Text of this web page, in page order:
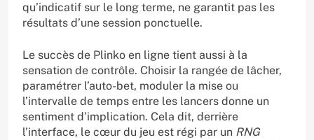
qu’indicatif sur le long terme, ne garantit pas les
résultats d’une session ponctuelle.
Le succès de Plinko en ligne tient aussi à la
sensation de contrôle. Choisir la rangée de lâcher,
paramétrer l’auto-bet, moduler la mise ou
l’intervalle de temps entre les lancers donne un
sentiment d’implication. Cela dit, derrière
l’interface, le cœur du jeu est régi par un RNG